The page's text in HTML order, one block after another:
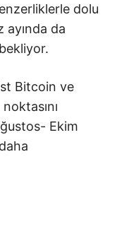
dolu
da
Bitcoin ve
Ekim